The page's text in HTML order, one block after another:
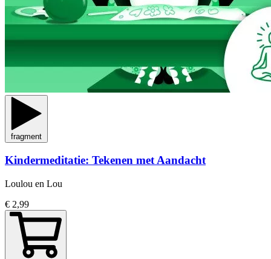
fragment
Kindermeditatie: Tekenen met Aandacht
Loulou en Lou
€ 2,99